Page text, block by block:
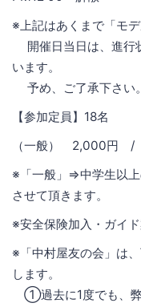
※上記はあくまで「モデ
開催日当日は、進行
います。
予め、ご了承下さい。
【参加定員】18名
（一般） 2,000円 /
※「一般」⇒中学生以
させて頂きます。
※安全保険加入・ガイ
※「中村屋友の会」は
します。
①過去に1度でも、弊